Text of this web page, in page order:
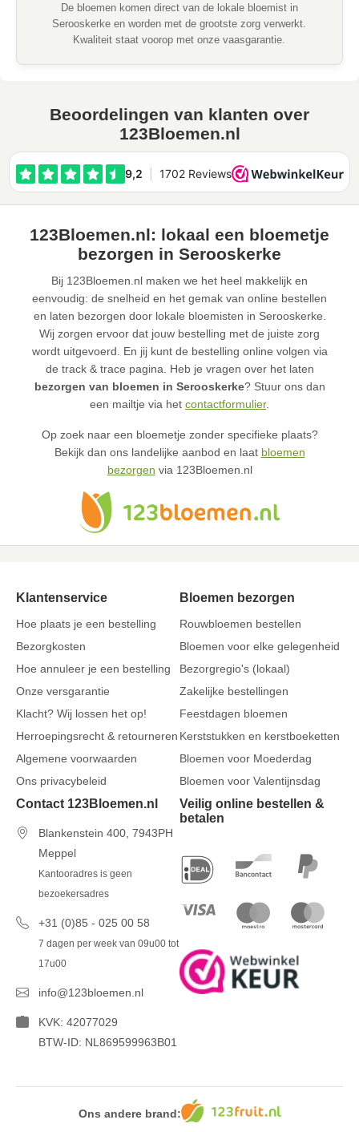
De bloemen komen direct van de lokale bloemist in
Serooskerke en worden met de grootste zorg verwerkt.
Kwaliteit staat voorop met onze vaasgarantie.
Beoordelingen van klanten over
123Bloemen.nl
123Bloemen.nl: lokaal een bloemetje
bezorgen in Serooskerke
Bij 123Bloemen.nl maken we het heel makkelijk en
eenvoudig: de snelheid en het gemak van online bestellen
en laten bezorgen door lokale bloemisten in Serooskerke.
Wij zorgen ervoor dat jouw bestelling met de juiste zorg
wordt uitgevoerd. En jij kunt de bestelling online volgen via
de track & trace pagina. Heb je vragen over het laten
bezorgen van bloemen in Serooskerke? Stuur ons dan
een mailtje via het contactformulier.
Op zoek naar een bloemetje zonder specifieke plaats?
Bekijk dan ons landelijke aanbod en laat bloemen
bezorgen via 123Bloemen.nl
Klantenservice
Hoe plaats je een bestelling
Bezorgkosten
Hoe annuleer je een bestelling
Onze versgarantie
Klacht? Wij lossen het op!
Herroepingsrecht & retourneren
Algemene voorwaarden
Ons privacybeleid
Bloemen bezorgen
Rouwbloemen bestellen
Bloemen voor elke gelegenheid
Bezorgregio's (lokaal)
Zakelijke bestellingen
Feestdagen bloemen
Kerststukken en kerstboeketten
Bloemen voor Moederdag
Bloemen voor Valentijnsdag
Contact 123Bloemen.nl
Blankenstein 400, 7943PH
Meppel
Kantooradres is geen
bezoekersadres
+31 (0)85 - 025 00 58
7 dagen per week van 09u00 tot
17u00
info@123bloemen.nl
KVK: 42077029
BTW-ID: NL869599963B01
Veilig online bestellen &
betalen
Ons andere brand: